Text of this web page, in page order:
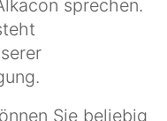
sprechen.
Sie beliebig